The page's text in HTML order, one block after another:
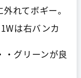
れてボギー。
は右バンカ
・グリーンが良